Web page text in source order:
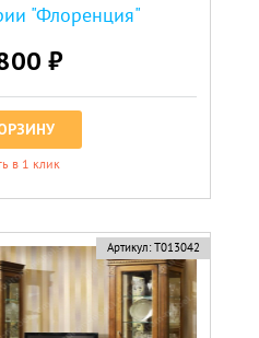
"Флоренция"
₽
в 1 клик
Артикул: Т013042